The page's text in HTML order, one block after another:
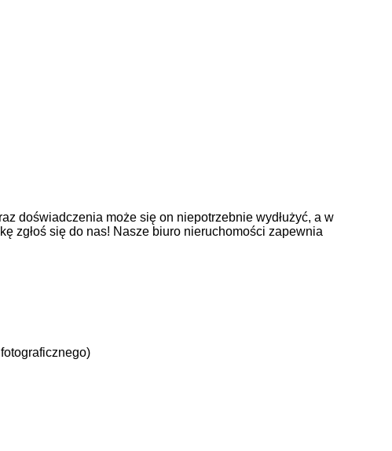
doświadczenia może się on niepotrzebnie wydłużyć, a w
zgłoś się do nas! Nasze biuro nieruchomości zapewnia